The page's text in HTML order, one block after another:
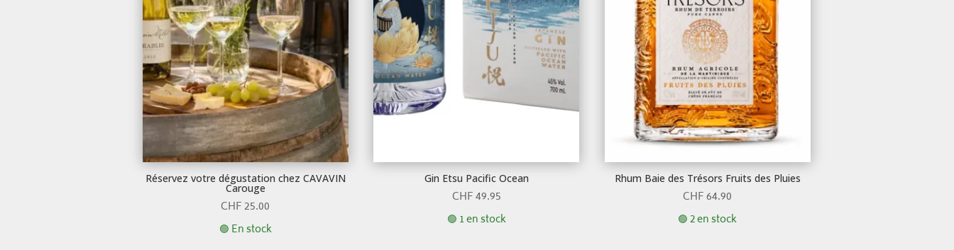
Réservez votre dégustation chez CAVAVIN
Carouge
CHF25.00
🟢 En stock
Gin Etsu Pacific Ocean
CHF49.95
🟢 1 en stock
Rhum Baie des Trésors Fruits des Pluies
CHF64.90
🟢 2 en stock